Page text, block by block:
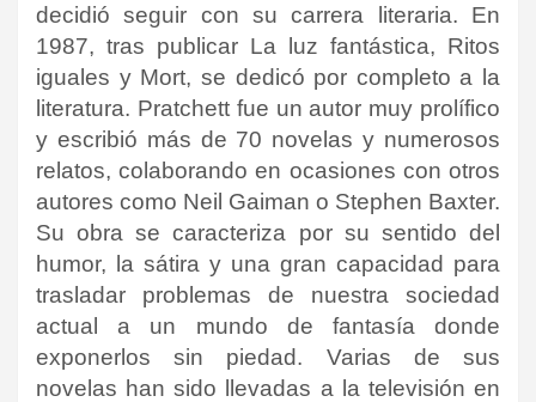
decidió seguir con su carrera literaria. En
1987, tras publicar La luz fantástica, Ritos
iguales y Mort, se dedicó por completo a la
literatura. Pratchett fue un autor muy prolífico
y escribió más de 70 novelas y numerosos
relatos, colaborando en ocasiones con otros
autores como Neil Gaiman o Stephen Baxter.
Su obra se caracteriza por su sentido del
humor, la sátira y una gran capacidad para
trasladar problemas de nuestra sociedad
actual a un mundo de fantasía donde
exponerlos sin piedad. Varias de sus
novelas han sido llevadas a la televisión en